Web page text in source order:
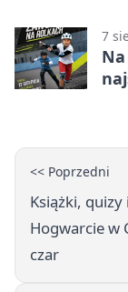
7
<< Poprzedni
Książki, quizy
Hogwarcie w
czar